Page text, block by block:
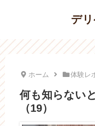
デ
ホーム 体験レ
何も知らない
（19）